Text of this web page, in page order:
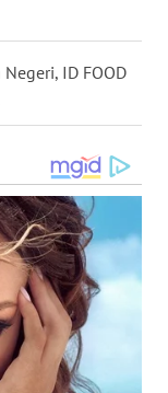
ID FOOD